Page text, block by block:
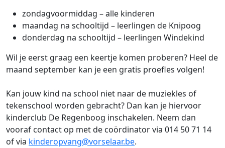
zondagvoormiddag – alle kinderen
maandag na schooltijd – leerlingen de Knipoog
donderdag na schooltijd – leerlingen Windekind
Wil je eerst graag een keertje komen proberen? Heel de
maand september kan je een gratis proefles volgen!
Kan jouw kind na school niet naar de muziekles of
tekenschool worden gebracht? Dan kan je hiervoor
kinderclub De Regenboog inschakelen. Neem dan
vooraf contact op met de coördinator via 014 50 71 14
of via kinderopvang@vorselaar.be.